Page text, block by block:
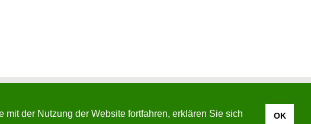
der Nutzung der Website fortfahren, erklären Sie sich
OK
tt.de
Impressum
Datenschutz